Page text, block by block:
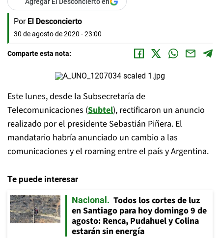
Por El Desconcierto
30 de agosto de 2020 - 23:00
Comparte esta nota:
Este lunes, desde la Subsecretaría de
Telecomunicaciones (Subtel), rectificaron un anuncio
realizado por el presidente Sebastián Piñera. El
mandatario habría anunciado un cambio a las
comunicaciones y el roaming entre el país y Argentina.
Te puede interesar
Nacional
Todos los cortes de luz
en Santiago para hoy domingo 9 de
agosto: Renca, Pudahuel y Colina
estarán sin energía